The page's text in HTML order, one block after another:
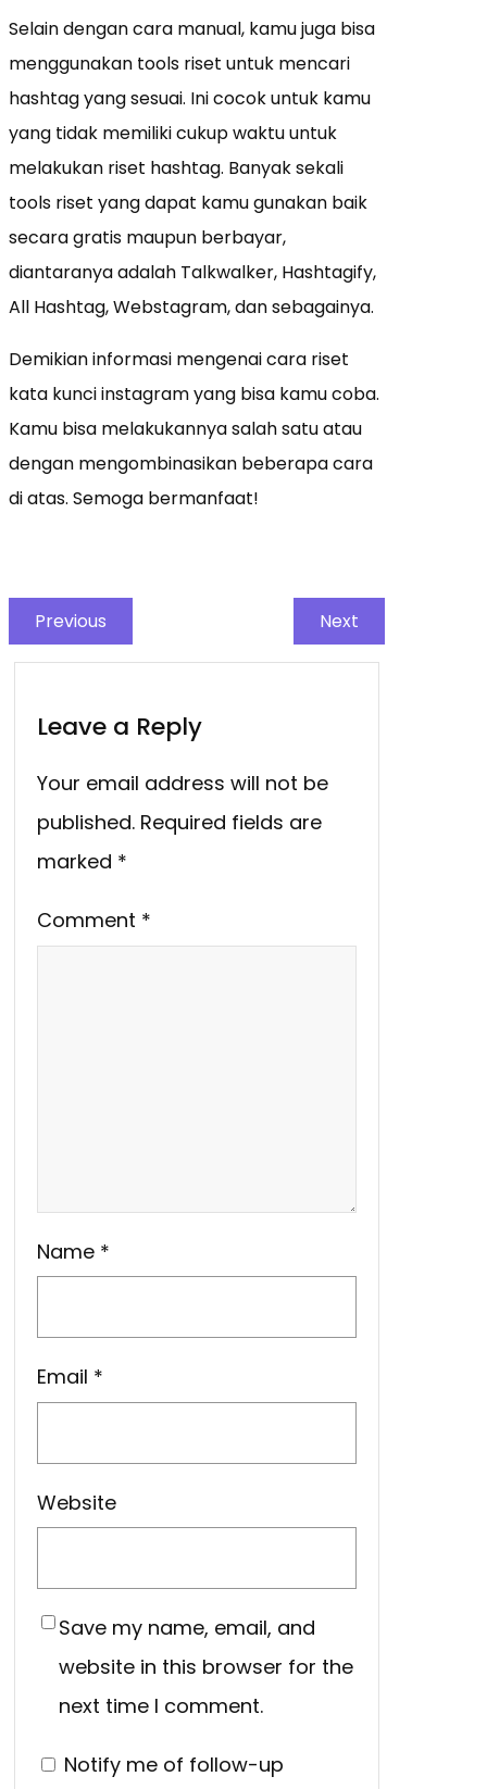
Selain dengan cara manual, kamu juga bisa
menggunakan tools riset untuk mencari
hashtag yang sesuai. Ini cocok untuk kamu
yang tidak memiliki cukup waktu untuk
melakukan riset hashtag. Banyak sekali
tools riset yang dapat kamu gunakan baik
secara gratis maupun berbayar,
diantaranya adalah Talkwalker, Hashtagify,
All Hashtag, Webstagram, dan sebagainya.
Demikian informasi mengenai cara riset
kata kunci instagram yang bisa kamu coba.
Kamu bisa melakukannya salah satu atau
dengan mengombinasikan beberapa cara
di atas. Semoga bermanfaat!
Previous Next
Leave a Reply
Your email address will not be
published. Required fields are
marked *
Comment *
Name *
Email *
Website
Save my name, email, and
website in this browser for the
next time I comment.
Notify me of follow-up